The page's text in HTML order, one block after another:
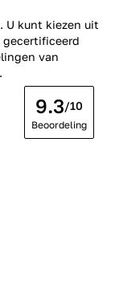
U kunt kiezen uit
gecertificeerd
van
9.3/10
Beoordeling